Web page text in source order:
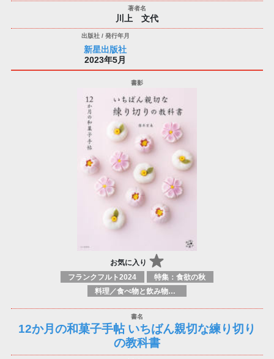
川上 文代
新星出版社
2023年5月
お気に入り
フランクフルト2024
特集：食欲の秋
料理／食べ物と飲み物／食に関する記述
12か月の和菓子手帖 いちばん親切な練り切り
の教科書